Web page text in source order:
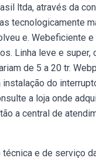
ltda, através da
tecnologicamente
e. Webeficiente e
Linha leve e super,
de 5 a 20 tr.
instalação do
a loja onde
a central de
e de serviço